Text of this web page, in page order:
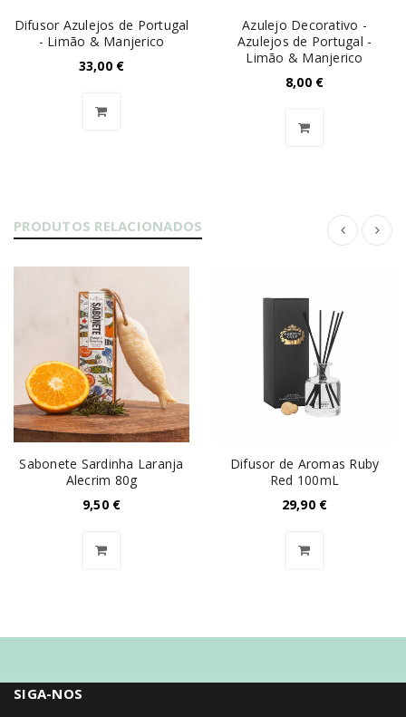
Difusor Azulejos de Portugal
- Limão & Manjerico
33,00 €
Azulejo Decorativo -
Azulejos de Portugal -
Limão & Manjerico
8,00 €
PRODUTOS RELACIONADOS
Sabonete Sardinha Laranja
Alecrim 80g
9,50 €
Difusor de Aromas Ruby
Red 100mL
29,90 €
SIGA-NOS